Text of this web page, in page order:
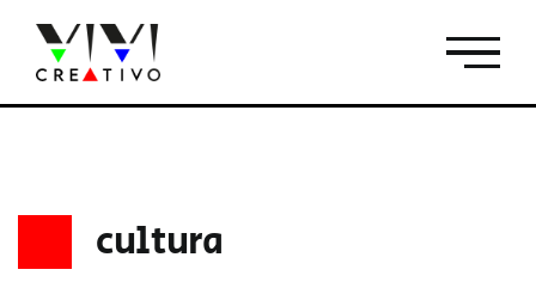
contenuto
cultura